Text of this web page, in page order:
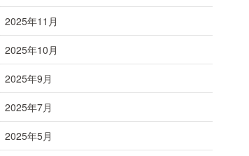
2025年11月
2025年10月
2025年9月
2025年7月
2025年5月